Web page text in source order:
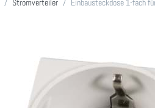
Stromverteiler Einbausteckdose 1-fach